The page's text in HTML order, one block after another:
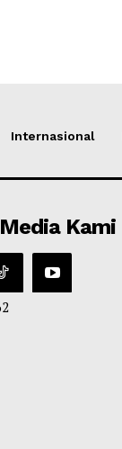
Internasional
Kami